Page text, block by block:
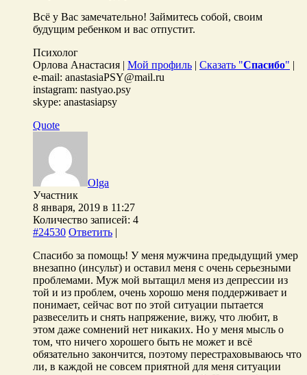
Всё у Вас замечательно! Займитесь собой, своим
будущим ребенком и вас отпустит.
Психолог
Орлова Анастасия | Мой профиль | Сказать "Спасибо" |
e-mail: anastasiaPSY@mail.ru
instagram: nastyao.psy
skype: anastasiapsy
Quote
Olga
Участник
8 января, 2019 в 11:27
Количество записей: 4
#24530 Ответить |
Спасибо за помощь! У меня мужчина предыдущий умер
внезапно (инсульт) и оставил меня с очень серьезными
проблемами. Муж мой вытащил меня из депрессии из
той и из проблем, очень хорошо меня поддерживает и
понимает, сейчас вот по этой ситуации пытается
развеселить и снять напряжение, вижу, что любит, в
этом даже сомнений нет никаких. Но у меня мысль о
том, что ничего хорошего быть не может и всё
обязательно закончится, поэтому перестраховываюсь что
ли, в каждой не совсем приятной для меня ситуации